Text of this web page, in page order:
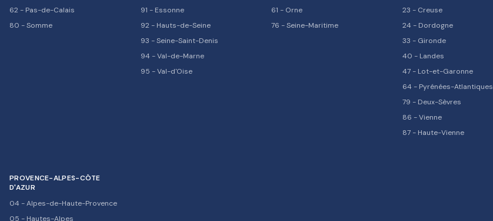
62 - Pas-de-Calais
80 -Somme
91 - Essonne
92- Hauts-de-Seine
93 -Seine-Saint-Denis
94 -Val-de-Marne
95 -Val-d'Oise
61 - Orne
76 -Seine-Maritime
23 - Creuse
24 - Dordogne
33 - Gironde
40 - Landes
47- Lot-et-Garonne
64 - Pyrénées-Atlantiques
79 - Deux-Sèvres
86 -Vienne
87- Haute-Vienne
PROVENCE-ALPES-CÔTE
D'AZUR
04 -Alpes-de-Haute-Provence
05 - Hautes-Alpes